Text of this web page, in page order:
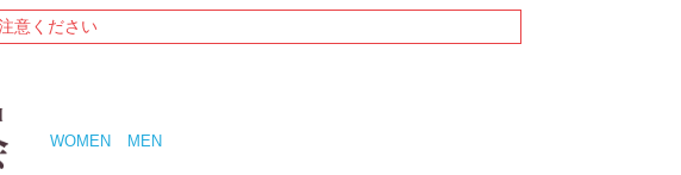
意ください
WOMEN MEN